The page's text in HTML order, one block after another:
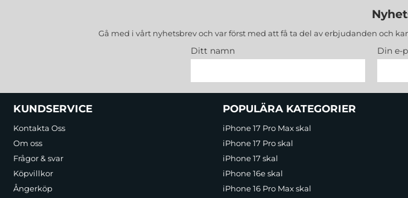
Gå med i vårt nyhetsbrev och var först med att få ta del av erbjudanden och
Ditt namn Din e-
Sidfot Blandad info och länkar
KUNDSERVICE
Kontakta Oss
Om oss
Frågor & svar
Köpvillkor
Ångerköp
POPULÄRA KATEGORIER
iPhone 17 Pro Max skal
iPhone 17 Pro skal
iPhone 17 skal
iPhone 16e skal
iPhone 16 Pro Max skal